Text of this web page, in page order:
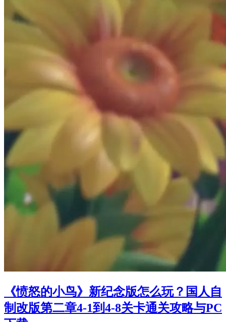
《愤怒的小鸟》新纪念版怎么玩？国人自
制改版第二章4-1到4-8关卡通关攻略与PC